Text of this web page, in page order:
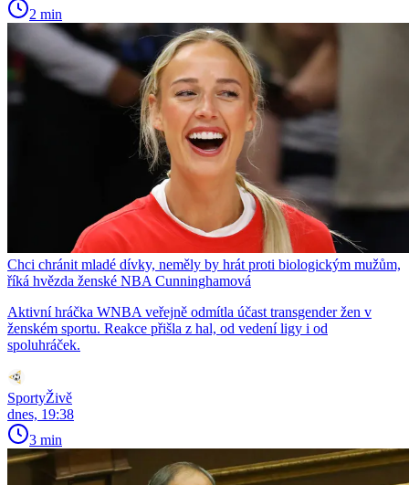
2 min
Chci chránit mladé dívky, neměly by hrát proti biologickým mužům,
říká hvězda ženské NBA Cunninghamová
Aktivní hráčka WNBA veřejně odmítla účast transgender žen v
ženském sportu. Reakce přišla z hal, od vedení ligy i od
spoluhráček.
SportyŽivě
dnes, 19:38
3 min